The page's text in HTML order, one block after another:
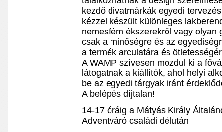
kezdő divatmárkák egyedi
kézzel készült különleges
nemesfém ékszerekről vagy olyan
csak a minőségre és az
a termék arculatára és
A WAMP szívesen mozdul ki a
látogatnak a kiállítók, ahol helyi
be az egyedi tárgyak iránt
A belépés díjtalan!
14-17 óráig a Mátyás Király
Adventváró családi délután